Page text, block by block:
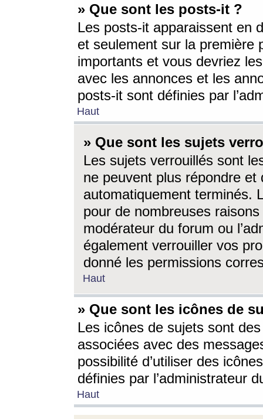
» Que sont les posts-it ?
Les posts-it apparaissent en
et seulement sur la première
importants et vous devriez
avec les annonces et les
posts-it sont définies par
Haut
» Que sont les sujets
Les sujets verrouillés sont
ne peuvent plus répondre
automatiquement terminés.
pour de nombreuses
modérateur du forum ou
également verrouiller vos
donné les permissions
Haut
» Que sont les icônes de
Les icônes de sujets sont
associées avec des
possibilité d’utiliser des
définies par l’administrateur
Haut